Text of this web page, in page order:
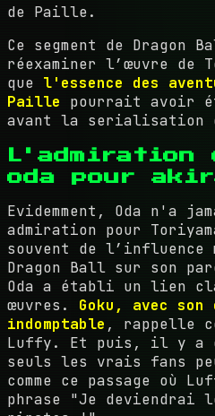
de Paille.
Ce segment de Dragon
réexaminer l’œuvre de
que l'essence des
Paille pourrait avoir
avant la serialisation
oda pour
Evidemment, Oda n'a
admiration pour
souvent de l’influence
Dragon Ball sur son
Oda a établi un lien
œuvres.
Goku, avec
indomptable , rappelle
Luffy. Et puis, il y a
seuls les vrais fans
comme ce passage où
phrase "Je deviendrai